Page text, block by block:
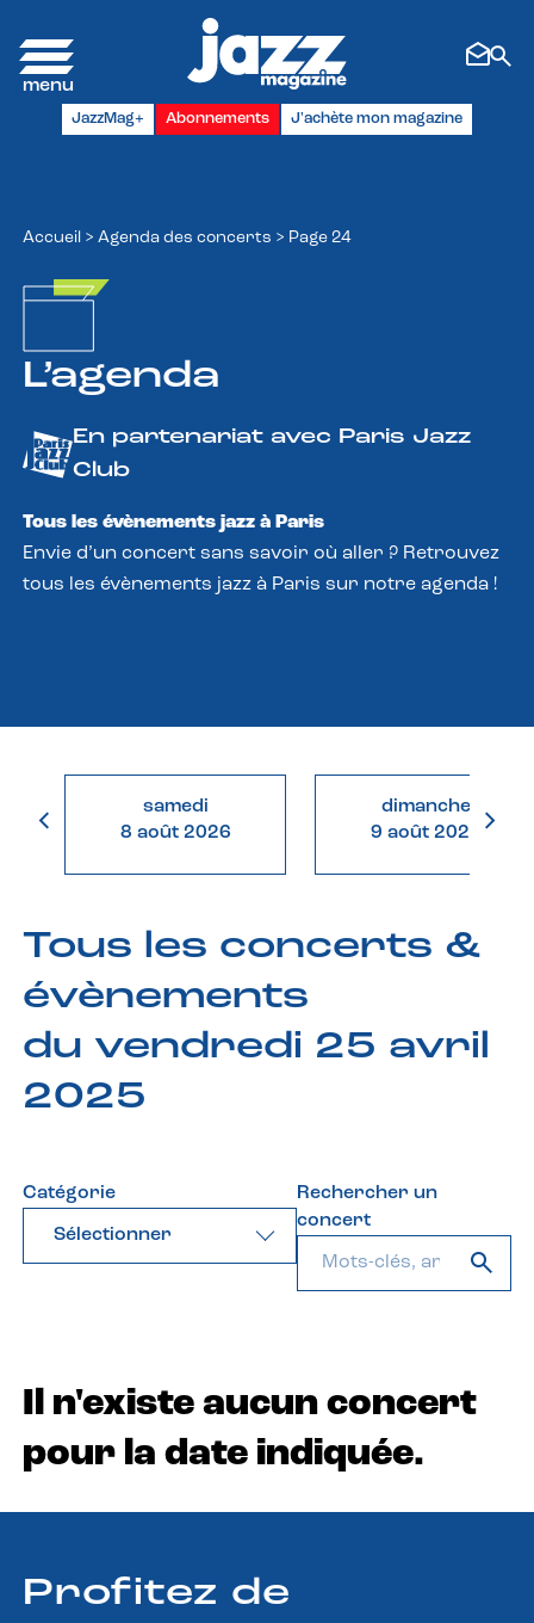
JazzMag+ Abonnements J'achète mon magazine
Accueil > Agenda des concerts > Page 24
L’agenda
En partenariat avec Paris Jazz
Club
Tous les évènements jazz à Paris
Envie d’un concert sans savoir où aller ? Retrouvez
tous les évènements jazz à Paris sur notre agenda !
samedi
8 août 2026
dimanche
9 août 2026
Tous les concerts &
évènements
du vendredi 25 avril
2025
Catégorie
Sélectionner
Rechercher un
concert
Il n'existe aucun concert
pour la date indiquée.
Profitez de